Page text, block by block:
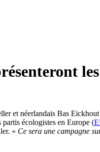
et néerlandais Bas
partis écologistes en Europe (
« Ce sera une campagne